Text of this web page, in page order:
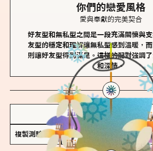
你們的戀愛風格
愛與奉獻的完美契合
好友型和無私型之間是一段充滿關懷與
友型的穩定和理解讓無私型感到溫暖，
則讓好友型得到滿足。這樣的配對強調
和深情。
儲存我的結果圖
複製測驗連結 查看香氛類型全